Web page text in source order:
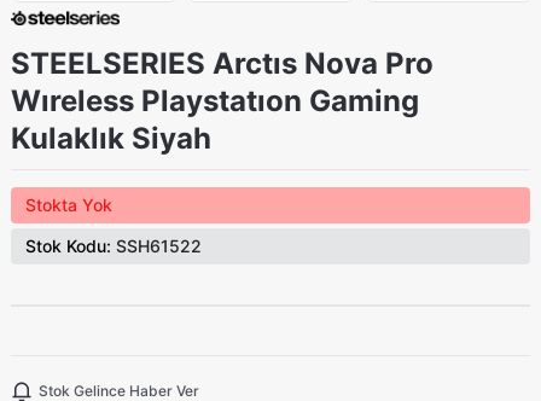
STEELSERIES Arctıs Nova Pro
Wıreless Playstatıon Gaming
Kulaklık Siyah
Stokta Yok
Stok Kodu: SSH61522
Stok Gelince Haber Ver